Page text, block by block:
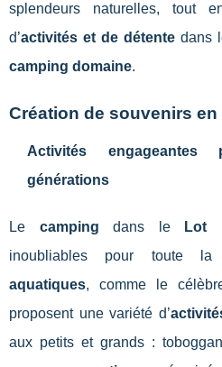
splendeurs naturelles, tout
d’activités et de détente dans
camping domaine.
Création de souvenirs en
Activités
générations
Le camping dans le Lot
inoubliables pour toute la
aquatiques, comme le
proposent une variété d’
aux petits et grands :